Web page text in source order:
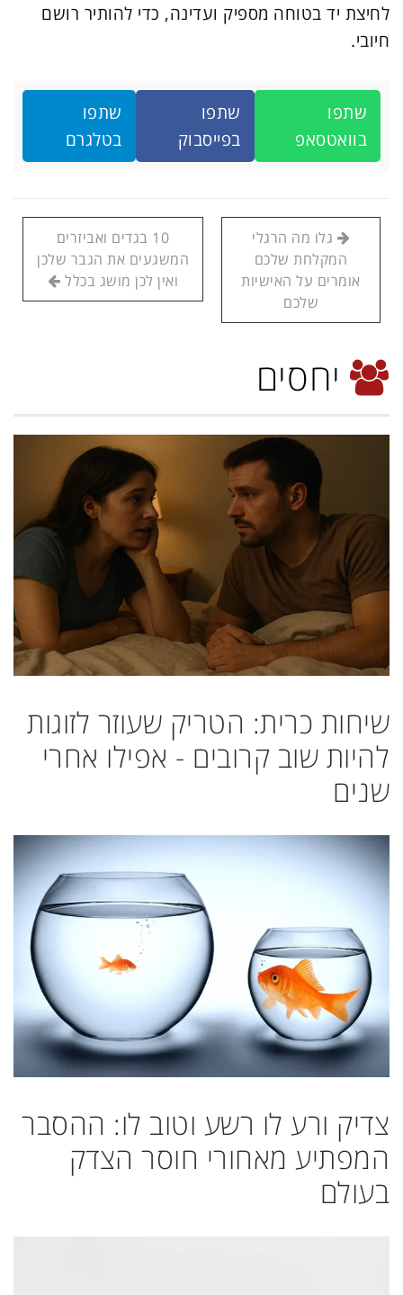
לחיצת יד בטוחה מספיק ועדינה, כדי להותיר רושם
חיובי.
שתפו
בוואטסאפ
שתפו
בפייסבוק
שתפו
בטלגרם
גלו מה הרגלי
המקלחת שלכם
אומרים על האישיות
שלכם
10 בגדים ואביזרים
המשגעים את הגבר שלכן
ואין לכן מושג בכלל
יחסים
שיחות כרית: הטריק שעוזר לזוגות
להיות שוב קרובים - אפילו אחרי
שנים
צדיק ורע לו רשע וטוב לו: ההסבר
המפתיע מאחורי חוסר הצדק
בעולם